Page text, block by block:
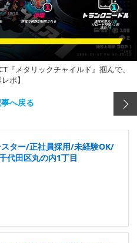
『メタリックチャイルド』掴んで、
ポ】
事へ戻る
スター/正社員採用/未経験OK/
代田区丸の内1丁目